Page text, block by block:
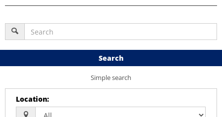
Search
Simple search
Location: